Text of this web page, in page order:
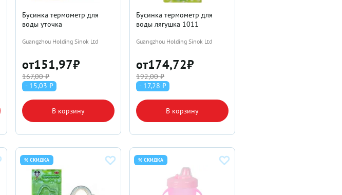
Бусинка термометр для
воды уточка
Guangzhou Holding Sinok Ltd
от151,97₽
167,00 ₽
- 15,03 ₽
В корзину
Бусинка термометр для
воды лягушка 1011
Guangzhou Holding Sinok Ltd
от174,72₽
192,00 ₽
- 17,28 ₽
В корзину
% СКИДКА % СКИДКА